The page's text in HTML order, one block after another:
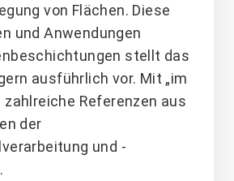
von Flächen. Diese
und Anwendungen
stellt das
ausführlich vor. Mit „im
zahlreiche Referenzen aus
der
und -